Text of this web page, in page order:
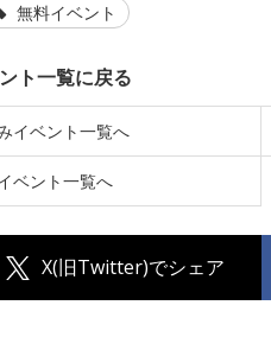
無料イベント
ト一覧に戻る
イベント一覧へ
ベント一覧へ
X(旧Twitter)でシェア